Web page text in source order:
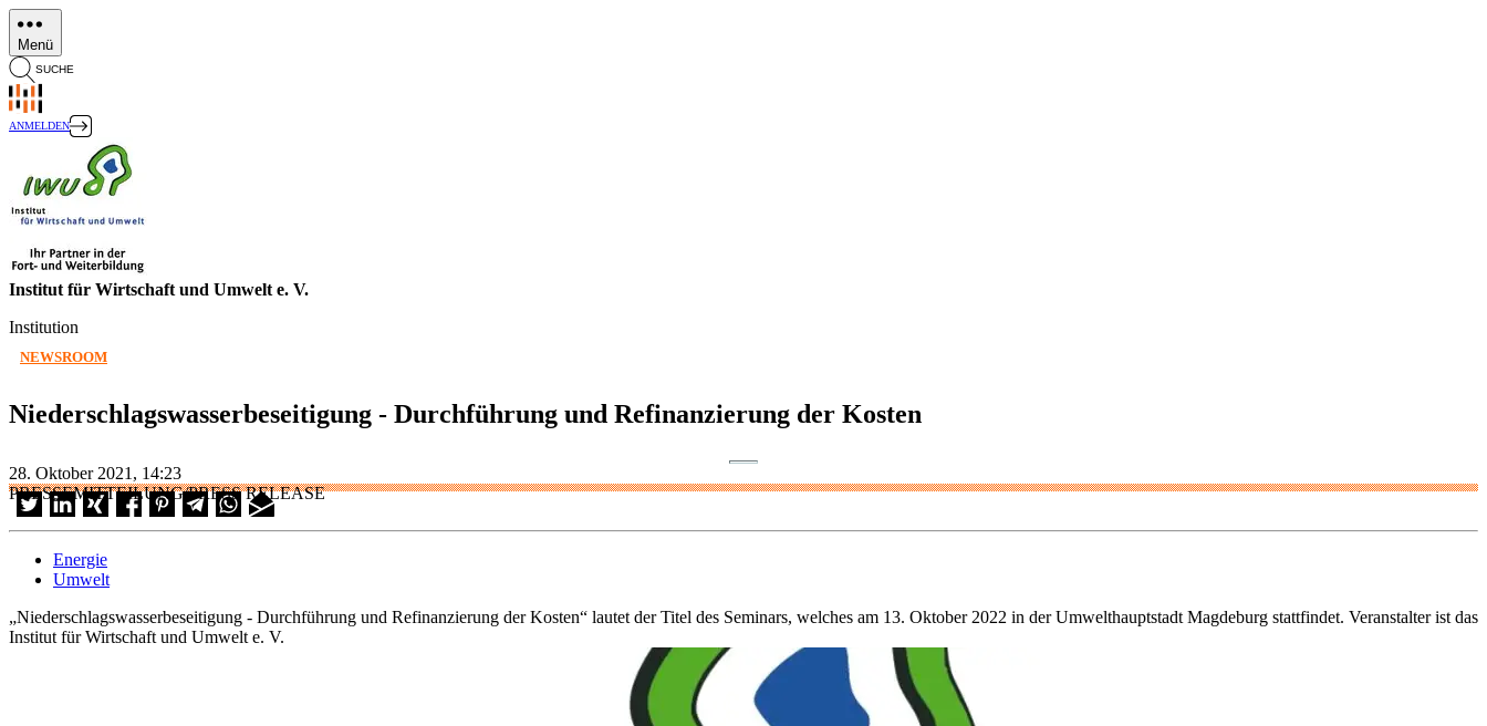
Direkt
zum
Inhalt
Menü
SUCHE
ANMELDEN
Institut für Wirtschaft und Umwelt e. V.
Institution
NEWSROOM
Niederschlagswasserbeseitigung - Durchführung und Refinanzierung der Kosten
28. Oktober 2021, 14:23
PRESSEMITTEILUNG/PRESS RELEASE
Energie
Umwelt
„Niederschlagswasserbeseitigung - Durchführung und Refinanzierung der Kosten“ lautet der Titel des Seminars, welches am 13. Oktober 2022 in der Umwelthauptstadt Magdeburg stattfindet. Veranstalter ist das
Institut für Wirtschaft und Umwelt e. V.